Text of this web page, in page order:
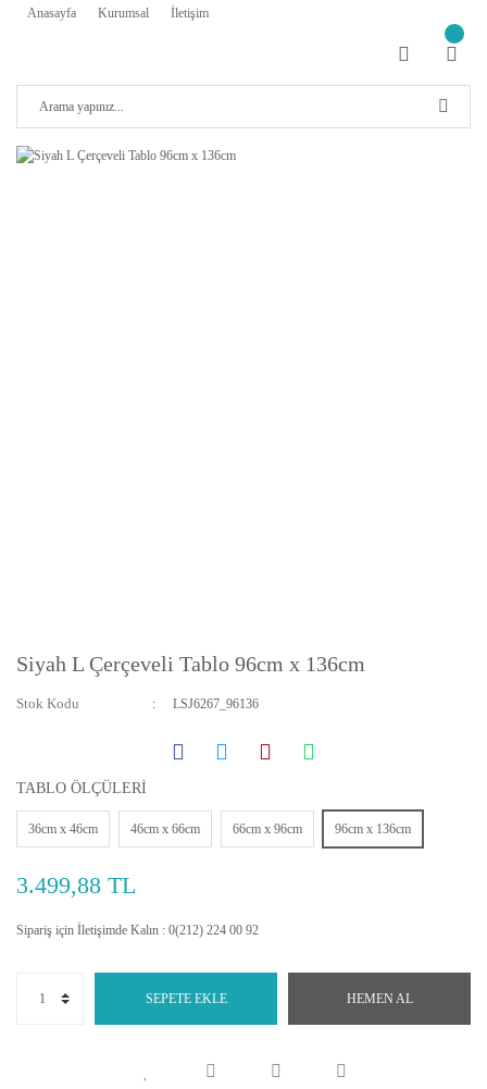
Anasayfa Kurumsal İletişim
Siyah L Çerçeveli Tablo 96cm x 136cm
Stok Kodu LSJ6267_96136
TABLO ÖLÇÜLERİ
36cm x 46cm 46cm x 66cm 66cm x 96cm 96cm x 136cm
3.499,88 TL
Sipariş için İletişimde Kalın : 0(212) 224 00 92
SEPETE EKLE HEMEN AL